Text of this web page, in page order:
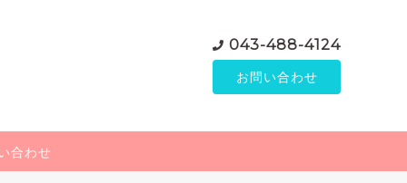
043-488-4124
お問い合わせ
合わせ